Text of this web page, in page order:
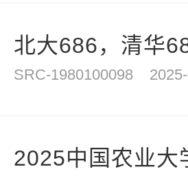
北大686，清华
SRC-1980100098
2025中国农业大